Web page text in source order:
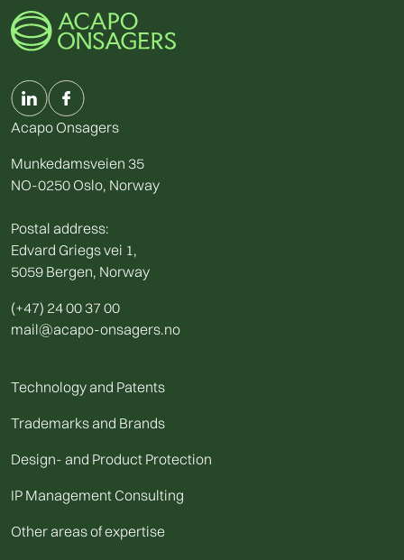
Acapo Onsagers
Munkedamsveien 35
NO-0250 Oslo, Norway
Postal address:
Edvard Griegs vei 1,
5059 Bergen, Norway
(+47) 24 00 37 00
mail@acapo-onsagers.no
Technology and Patents
Trademarks and Brands
Design- and Product Protection
IP Management Consulting
Other areas of expertise